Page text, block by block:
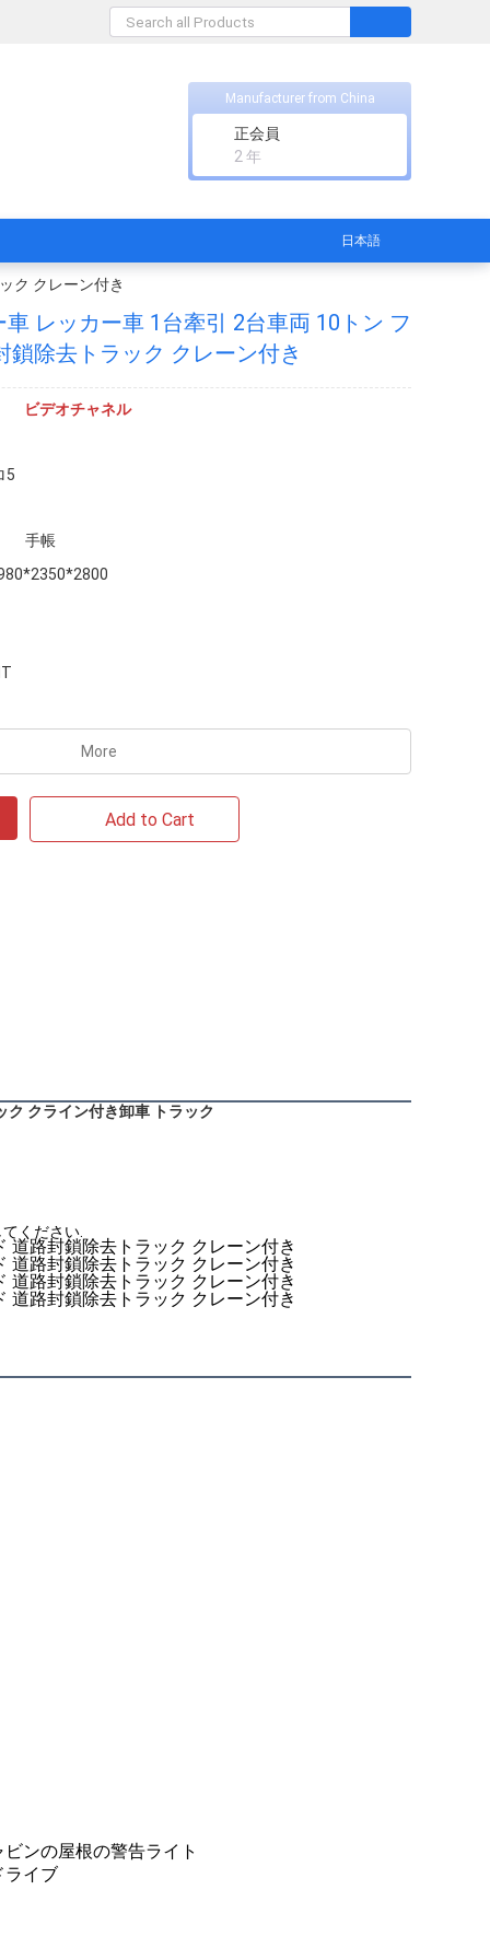
Manufacturer from China
正会員
2 年
日本語
ク クレーン付き
車 レッカー車 1台牽引 2台車両 10トン フ
鎖除去トラック クレーン付き
ビデオチャネル
5
手帳
More
Add to Cart
ク クライン付き卸車 トラック
ください.
ンの屋根の警告ライト
ライブ